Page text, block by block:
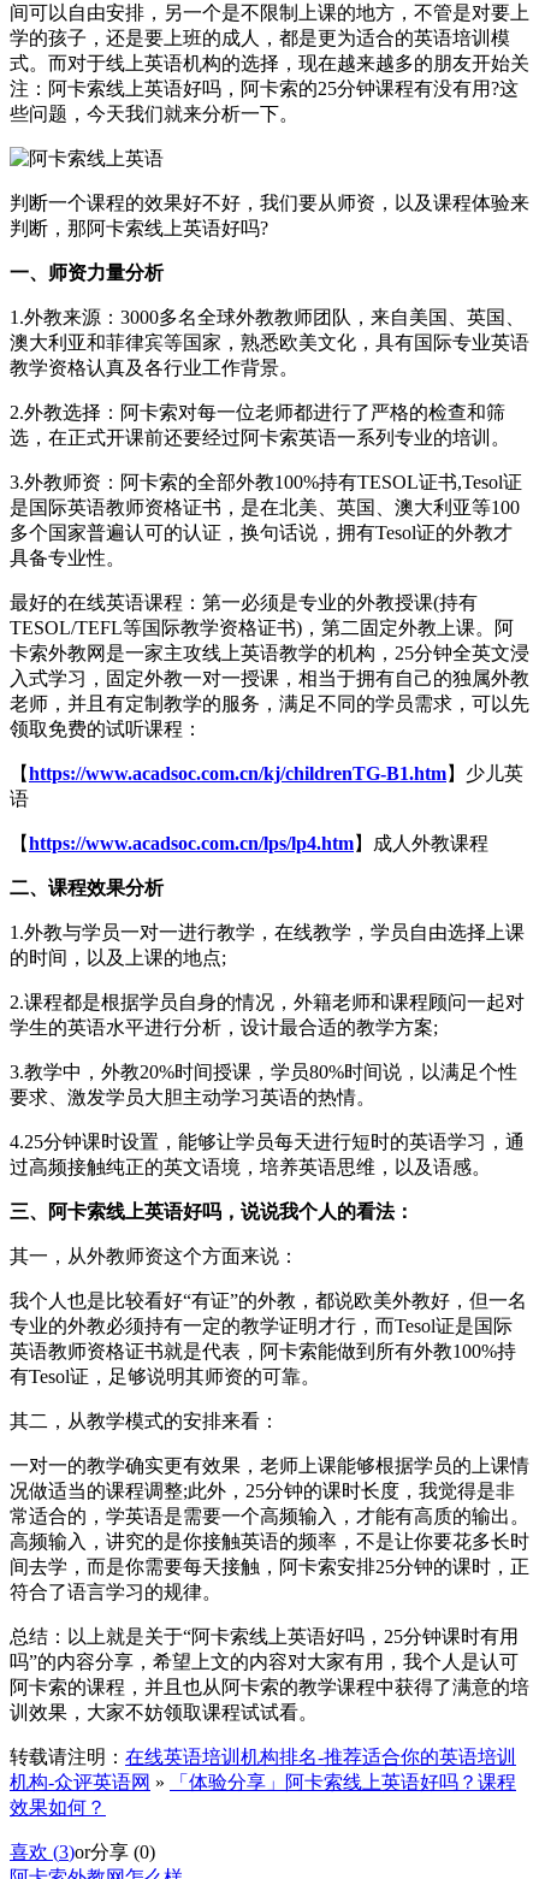
间可以自由安排，另一个是不限制上课的地方，不管是对要上
学的孩子，还是要上班的成人，都是更为适合的英语培训模
式。而对于线上英语机构的选择，现在越来越多的朋友开始关
注：阿卡索线上英语好吗，阿卡索的25分钟课程有没有用?这
些问题，今天我们就来分析一下。
判断一个课程的效果好不好，我们要从师资，以及课程体验来
判断，那阿卡索线上英语好吗?
一、师资力量分析
1.外教来源：3000多名全球外教教师团队，来自美国、英国、
澳大利亚和菲律宾等国家，熟悉欧美文化，具有国际专业英语
教学资格认真及各行业工作背景。
2.外教选择：阿卡索对每一位老师都进行了严格的检查和筛
选，在正式开课前还要经过阿卡索英语一系列专业的培训。
3.外教师资：阿卡索的全部外教100%持有TESOL证书,Tesol证
是国际英语教师资格证书，是在北美、英国、澳大利亚等100
多个国家普遍认可的认证，换句话说，拥有Tesol证的外教才
具备专业性。
最好的在线英语课程：第一必须是专业的外教授课(持有
TESOL/TEFL等国际教学资格证书)，第二固定外教上课。阿
卡索外教网是一家主攻线上英语教学的机构，25分钟全英文浸
入式学习，固定外教一对一授课，相当于拥有自己的独属外教
老师，并且有定制教学的服务，满足不同的学员需求，可以先
领取免费的试听课程：
【https://www.acadsoc.com.cn/kj/childrenTG-B1.htm】少儿英
语
【https://www.acadsoc.com.cn/lps/lp4.htm】成人外教课程
二、课程效果分析
1.外教与学员一对一进行教学，在线教学，学员自由选择上课
的时间，以及上课的地点;
2.课程都是根据学员自身的情况，外籍老师和课程顾问一起对
学生的英语水平进行分析，设计最合适的教学方案;
3.教学中，外教20%时间授课，学员80%时间说，以满足个性
要求、激发学员大胆主动学习英语的热情。
4.25分钟课时设置，能够让学员每天进行短时的英语学习，通
过高频接触纯正的英文语境，培养英语思维，以及语感。
三、阿卡索线上英语好吗，说说我个人的看法：
其一，从外教师资这个方面来说：
我个人也是比较看好“有证”的外教，都说欧美外教好，但一名
专业的外教必须持有一定的教学证明才行，而Tesol证是国际
英语教师资格证书就是代表，阿卡索能做到所有外教100%持
有Tesol证，足够说明其师资的可靠。
其二，从教学模式的安排来看：
一对一的教学确实更有效果，老师上课能够根据学员的上课情
况做适当的课程调整;此外，25分钟的课时长度，我觉得是非
常适合的，学英语是需要一个高频输入，才能有高质的输出。
高频输入，讲究的是你接触英语的频率，不是让你要花多长时
间去学，而是你需要每天接触，阿卡索安排25分钟的课时，正
符合了语言学习的规律。
总结：以上就是关于“阿卡索线上英语好吗，25分钟课时有用
吗”的内容分享，希望上文的内容对大家有用，我个人是认可
阿卡索的课程，并且也从阿卡索的教学课程中获得了满意的培
训效果，大家不妨领取课程试试看。
转载请注明： 在线英语培训机构排名-推荐适合你的英语培训
机构-众评英语网 »
「体验分享」阿卡索线上英语好吗？课程
效果如何？
喜欢 (3)or分享 (0)